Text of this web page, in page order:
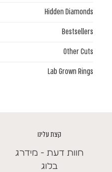
Hidden Diamonds
Bestsellers
Other Cuts
Lab Grown Rings
קצת עלינו
חוות דעת - מידרג
בלוג